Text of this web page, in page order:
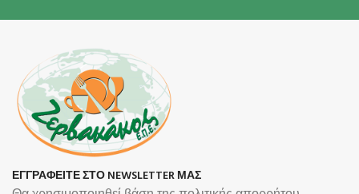
ΕΓΓΡΑΦΕΙΤΕ ΣΤΟ NEWSLETTER ΜΑΣ